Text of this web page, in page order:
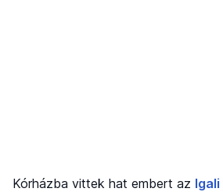
Kórházba vittek hat embert az Igali